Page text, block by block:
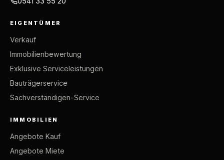
EIGENTÜMER
Verkauf
Immobilienbewertung
Exklusive Serviceleistungen
Bauträgerservice
Sachverständigen-Service
IMMOBILIEN
Angebote Kauf
Angebote Miete